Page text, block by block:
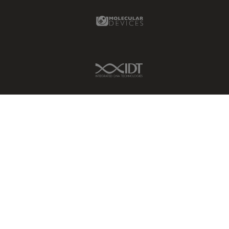
Molecular Devices Link
IDT Link